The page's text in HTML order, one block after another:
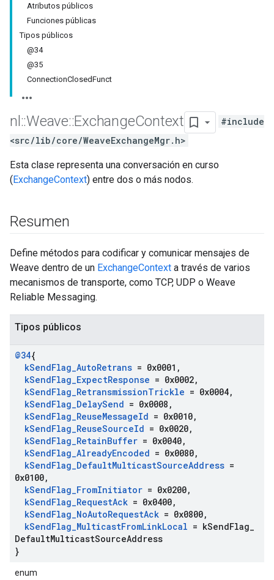
Atributos públicos
Funciones públicas
Tipos públicos
@34
@35
ConnectionClosedFunct
nl ::Weave::ExchangeContext
#include
<src/lib/core/WeaveExchangeMgr.h>
Esta clase representa una conversación en curso
(ExchangeContext) entre dos o más nodos.
Resumen
Define métodos para codificar y comunicar mensajes de
Weave dentro de un ExchangeContext a través de varios
mecanismos de transporte, como TCP, UDP o Weave
Reliable Messaging.
Tipos públicos
@34{
kSendFlag_AutoRetrans = 0x0001 ,
kSendFlag_ExpectResponse = 0x0002,
kSendFlag_RetransmissionTrickle = 0x0004,
kSendFlag_DelaySend = 0x0008 ,
kSendFlag_ReuseMessageId = 0x0010,
kSendFlag_ReuseSourceId = 0x0020,
kSendFlag_RetainBuffer = 0x0040,
kSendFlag_AlreadyEncoded = 0x0080,
kSendFlag_DefaultMulticastSourceAddress =
0x0100,
kSendFlag_FromInitiator = 0x0200,
kSendFlag_RequestAck = 0x0400,
kSendFlag_NoAutoRequestAck = 0x0800,
kSendFlag_MulticastFromLinkLocal = kSendFlag
DefaultMulticastSourceAddress
}
enum